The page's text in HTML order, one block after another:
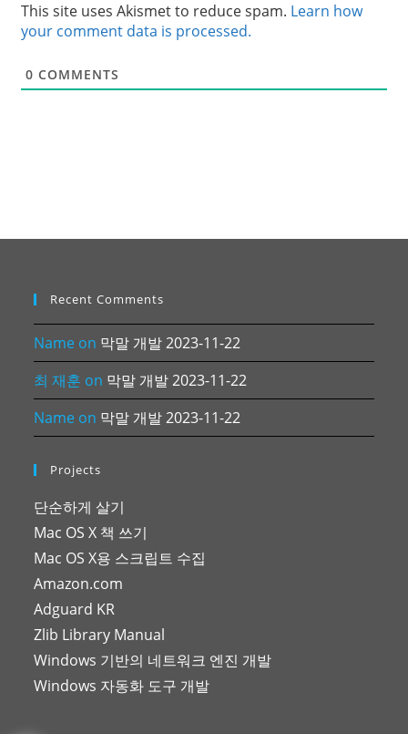
This site uses Akismet to reduce spam. Learn how
your comment data is processed.
0 COMMENTS
Recent Comments
Name on 막말 개발 2023-11-22
최 재훈 on 막말 개발 2023-11-22
Name on 막말 개발 2023-11-22
Projects
단순하게 살기
Mac OS X 책 쓰기
Mac OS X용 스크립트 수집
Amazon.com
Adguard KR
Zlib Library Manual
Windows 기반의 네트워크 엔진 개발
Windows 자동화 도구 개발